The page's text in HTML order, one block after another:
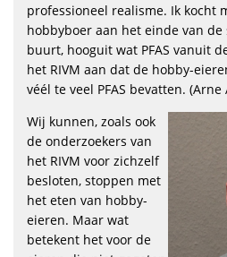
professioneel realisme. Ik kocht
hobbyboer aan het einde van
buurt, hooguit wat PFAS vanuit
het RIVM aan dat de hobby-
véél te veel PFAS bevatten.
Wij kunnen, zoals ook
de onderzoekers van
het RIVM voor zichzelf
besloten, stoppen met
het eten van hobby-
eieren. Maar wat
betekent het voor de